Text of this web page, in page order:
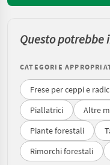
Questo potrebbe
CATEGORIE
Frese per ceppi e
Piallatrici
Altre
Piante forestali
Rimorchi forestali